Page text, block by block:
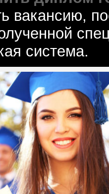
вакансию,
система.